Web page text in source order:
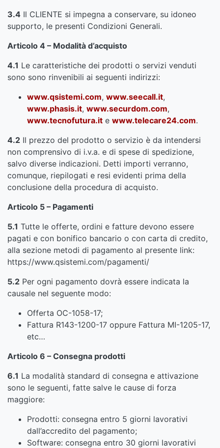
3.4 Il CLIENTE si impegna a conservare, su idoneo
supporto, le presenti Condizioni Generali.
Articolo 4 – Modalità d’acquisto
4.1 Le caratteristiche dei prodotti o servizi venduti
sono sono rinvenibili ai seguenti indirizzi:
www.qsistemi.com, www.seecall.it,
www.phasis.it, www.securdom.com,
www.tecnofutura.it e www.telecare24.com.
4.2 Il prezzo del prodotto o servizio è da intendersi
non comprensivo di i.v.a. e di spese di spedizione,
salvo diverse indicazioni. Detti importi verranno,
comunque, riepilogati e resi evidenti prima della
conclusione della procedura di acquisto.
Articolo 5 – Pagamenti
5.1 Tutte le offerte, ordini e fatture devono essere
pagati e con bonifico bancario o con carta di credito,
alla sezione metodi di pagamento al presente link:
https://www.qsistemi.com/pagamenti/
5.2 Per ogni pagamento dovrà essere indicata la
causale nel seguente modo:
Offerta OC-1058-17;
Fattura R143-1200-17 oppure Fattura MI-1205-17,
etc…
Articolo 6 – Consegna prodotti
6.1 La modalità standard di consegna e attivazione
sono le seguenti, fatte salve le cause di forza
maggiore:
Prodotti: consegna entro 5 giorni lavorativi
dall’accredito del pagamento;
Software: consegna entro 30 giorni lavorativi